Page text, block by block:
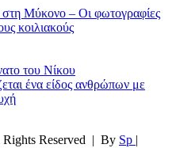
Μύκονο – Οι φωτογραφίες
κοιλιακούς
του Νίκου
ένα είδος ανθρώπων με
Reserved | By Sp |